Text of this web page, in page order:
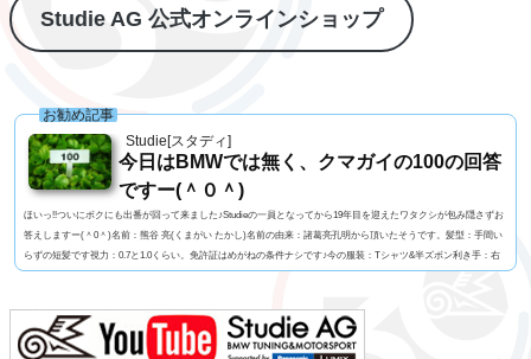
Studie AG 公式オンラインショップ
Studie[スタディ]
お勧め記事
今日はBMWでは無く、クマガイの100の回答
ですー(＾０＾)
ほいっ!!ついにボクにも出番が回って来ました♪Studieの一員となってから19年目を迎えたワタクシが包み隠さずお
答えしますー(＾0＾)名前：熊谷 亮(くまがい たかし)名前の由来：諸葛亮孔明から頂いたそうです。髪型：手間い
らずの短髪です視力：0.7と1.0くらい。免許証はめがねの条件ナシです♪今の服装：Tシャツ&半ズボン利き手：右